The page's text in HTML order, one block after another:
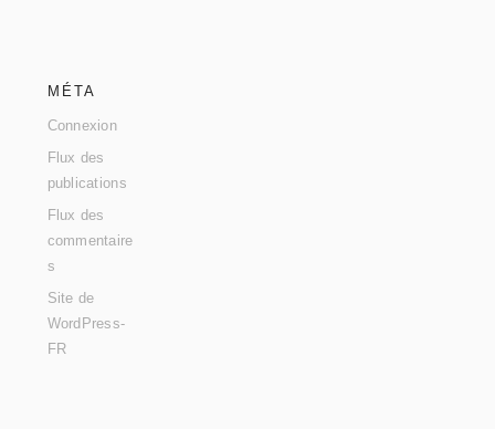
MÉTA
Connexion
Flux des
publications
Flux des
commentaire
s
Site de
WordPress-
FR